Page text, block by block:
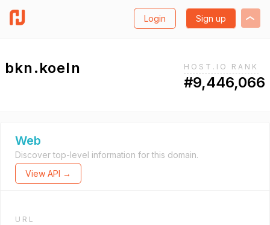
Login Sign up
bkn.koeln HOST.IO RANK
#9,446,066
Web
Discover top-level information for this domain.
View API →
URL